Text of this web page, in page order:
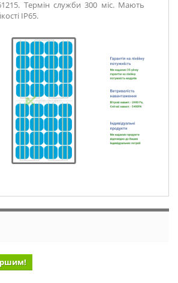
Термін служби 300 міс. Мають
IP65.